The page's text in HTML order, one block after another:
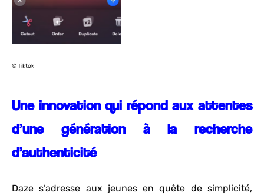
© Tiktok
Une innovation qui répond aux attentes
d’une génération à la recherche
d’authenticité
Daze s’adresse aux jeunes en quête de simplicité,